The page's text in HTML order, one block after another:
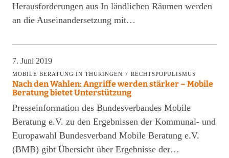
Herausforderungen aus In ländlichen Räumen werden
an die Auseinandersetzung mit…
7. Juni 2019
MOBILE BERATUNG IN THÜRINGEN RECHTSPOPULISMUS
Nach den Wahlen: Angriffe werden stärker – Mobile
Beratung bietet Unterstützung
Presseinformation des Bundesverbandes Mobile
Beratung e.V. zu den Ergebnissen der Kommunal- und
Europawahl Bundesverband Mobile Beratung e.V.
(BMB) gibt Übersicht über Ergebnisse der…